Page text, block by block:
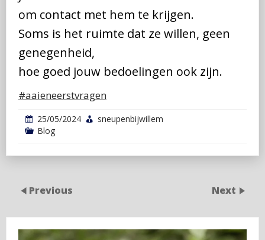
om contact met hem te krijgen.
Soms is het ruimte dat ze willen, geen
genegenheid,
hoe goed jouw bedoelingen ook zijn.
#aaieneerstvragen
25/05/2024
sneupenbijwillem
Blog
Previous Next